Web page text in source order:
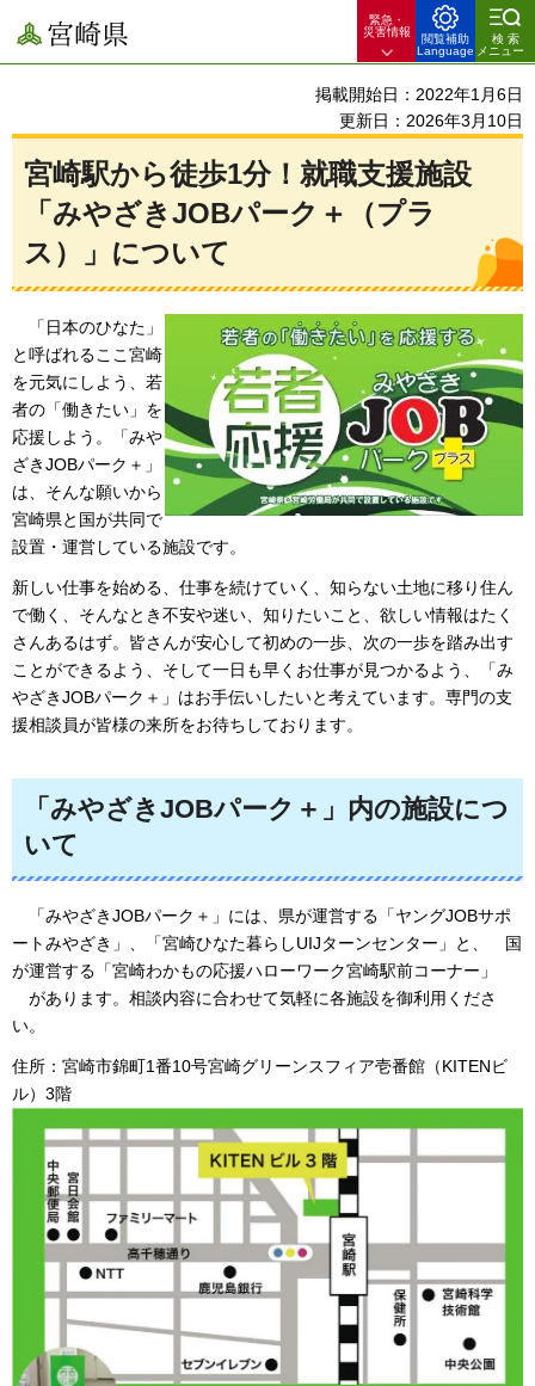
宮崎県
緊急・
災害情報
閲覧補助
Language
検索
メニュー
掲載開始日：2022年1月6日
更新日：2026年3月10日
宮崎駅から徒歩1分！就職支援施設
「みやざきJOBパーク＋（プラ
ス）」について
「日本のひなた」
と呼ばれるここ宮崎
を元気にしよう、若
者の「働きたい」を
応援しよう。「みや
ざきJOBパーク＋」
は、そんな願いから
宮崎県と国が共同で
設置・運営している施設です。
新しい仕事を始める、仕事を続けていく、知らない土地に移り住ん
で働く、そんなとき不安や迷い、知りたいこと、欲しい情報はたく
さんあるはず。皆さんが安心して初めの一歩、次の一歩を踏み出す
ことができるよう、そして一日も早くお仕事が見つかるよう、「み
やざきJOBパーク＋」はお手伝いしたいと考えています。専門の支
援相談員が皆様の来所をお待ちしております。
「みやざきJOBパーク＋」内の施設につ
いて
「みやざきJOBパーク＋」には、県が運営する「ヤングJOBサポ
ートみやざき」、「宮崎ひなた暮らしUIJターンセンター」と、
国
が運営する「宮崎わかもの応援ハローワーク宮崎駅前コーナー」
があります。相談内容に合わせて気軽に各施設を御利用くださ
い。
住所：宮崎市錦町1番10号宮崎グリーンスフィア壱番館（KITENビ
ル）3階